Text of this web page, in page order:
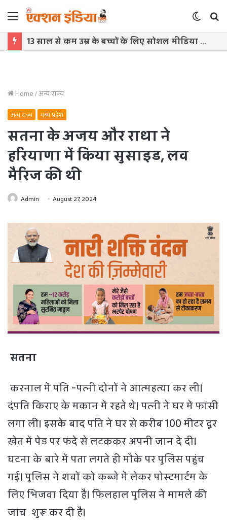
Menu
Switch
skin
13 साल से कम उम्र के बच्चों के लिए सोशल मीडिया बैन! संसद में बिल लाने की तैयारी
Home/अन्य राज्य
अन्य राज्य मध्य प्रदेश
सतना के अजय और राधा ने
हरियाणा में किया सुसाइड, लव
मैरिज की थी
Admin August 27, 2024
सतना
करनाल में पति -पत्नी दोनों ने आत्महत्या कर ली।
दंपति किराए के मकान में रहते थे। पत्नी ने घर में फांसी
लगा ली। इसके बाद पति ने घर से करीब 100 मीटर दूर
खेत में पेड़ पर फंदे से लटककर अपनी जान दे दी।
घटना के बारे में पता लगते ही मौके पर पुलिस पहुंच
गई। पुलिस ने शवों को कब्जे में लेकर पोस्टमार्टम के
लिए भिजवा दिया है। फिलहाल पुलिस ने मामले की
जांच शुरू कर दी है।